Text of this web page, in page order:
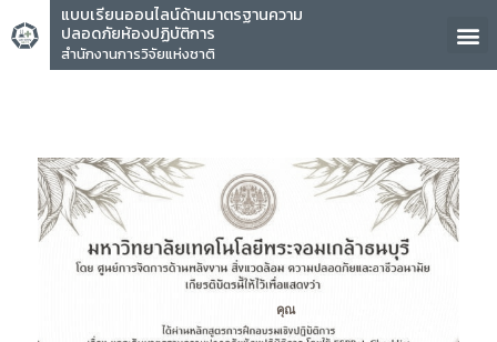
แบบเรียนออนไลน์ด้านมาตรฐานความ
ปลอดภัยห้องปฏิบัติการ
สำนักงานการวิจัยแห่งชาติ
คุณ